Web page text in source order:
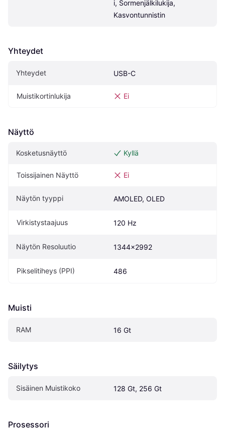
i, Sormenjälkilukija,
Kasvontunnistin
Yhteydet
Yhteydet USB-C
Muistikortinlukija Ei
Näyttö
Kosketusnäyttö Kyllä
Toissijainen Näyttö Ei
Näytön tyyppi AMOLED, OLED
Virkistystaajuus 120 Hz
Näytön Resoluutio 1344x2992
Pikselitiheys (PPI) 486
Muisti
RAM 16 Gt
Säilytys
Sisäinen Muistikoko 128 Gt, 256 Gt
Prosessori